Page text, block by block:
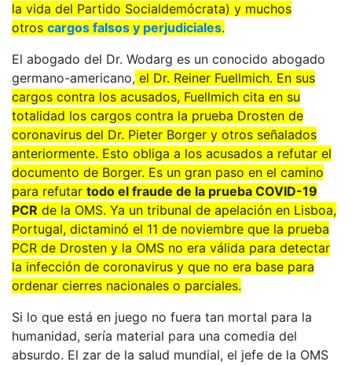
la vida del Partido Socialdemócrata) y muchos
otros cargos falsos y perjudiciales.
El abogado del Dr. Wodarg es un conocido abogado
germano-americano, el Dr. Reiner Fuellmich. En sus
cargos contra los acusados, Fuellmich cita en su
totalidad los cargos contra la prueba Drosten de
coronavirus del Dr. Pieter Borger y otros señalados
anteriormente. Esto obliga a los acusados a refutar el
documento de Borger. Es un gran paso en el camino
para refutar todo el fraude de la prueba COVID-19
PCR de la OMS. Ya un tribunal de apelación en Lisboa,
Portugal, dictaminó el 11 de noviembre que la prueba
PCR de Drosten y la OMS no era válida para detectar
la infección de coronavirus y que no era base para
ordenar cierres nacionales o parciales.
Si lo que está en juego no fuera tan mortal para la
humanidad, sería material para una comedia del
absurdo. El zar de la salud mundial, el jefe de la OMS